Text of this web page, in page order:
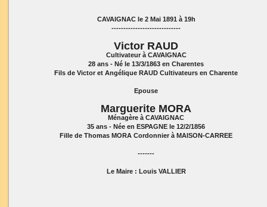
CAVAIGNAC le 2 Mai 1891 à 19h
-----------------------------
Victor RAUD
Cultivateur à CAVAIGNAC
28 ans - Né le 13/3/1863 en Charentes
Fils de Victor et Angélique RAUD Cultivateurs en Charente
Epouse
Marguerite MORA
Ménagère à CAVAIGNAC
35 ans - Née en ESPAGNE le 12/2/1856
Fille de Thomas MORA Cordonnier à MAISON-CARREE
-------
Le Maire : Louis VALLIER